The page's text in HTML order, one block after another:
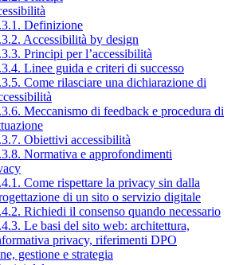
Definizione
Accessibilità by design
Principi per l’accessibilità
Linee guida e criteri di successo
Come rilasciare una dichiarazione di
Meccanismo di feedback e procedura di
Obiettivi accessibilità
Normativa e approfondimenti
Come rispettare la privacy sin dalla
di un sito o servizio digitale
Richiedi il consenso quando necessario
Le basi del sito web: architettura,
privacy, riferimenti DPO
gestione e strategia